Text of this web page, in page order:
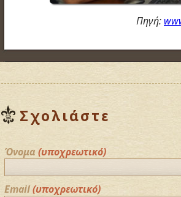
Πηγή:
Σχολιάστε
Όνομα (υποχρεωτικό)
Email(υποχρεωτικό)